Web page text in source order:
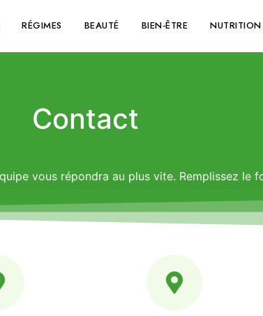
RÉGIMES BEAUTÉ BIEN-ÊTRE NUTRITION
Contact
vous répondra au plus vite. Remplissez le